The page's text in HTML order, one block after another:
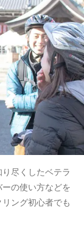
尽くしたベテラ
の使い方などを
ング初心者でも